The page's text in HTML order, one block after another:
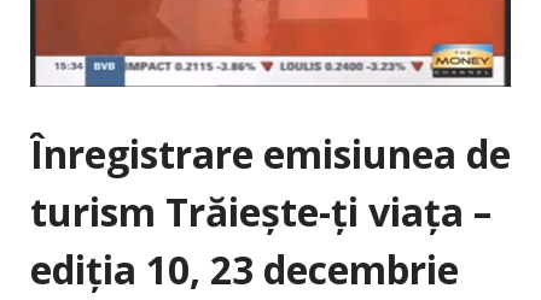
Înregistrare emisiunea de
turism Trăieşte-ţi viaţa –
ediţia 10, 23 decembrie